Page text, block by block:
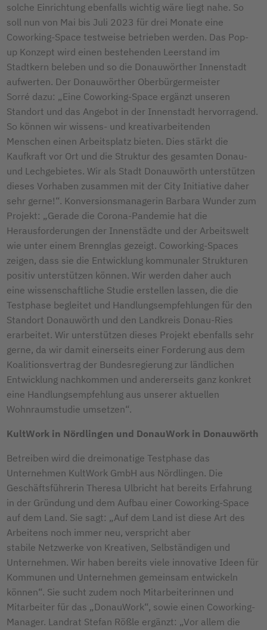
solche Einrichtung ebenfalls wichtig wäre liegt nahe. So
soll nun von Mai bis Juli 2023 für drei Monate eine
Coworking-Space testweise betrieben werden. Das Pop-
up Konzept wird einen bestehenden Leerstand im
Stadtkern beleben und so die Donauwörther Innenstadt
aufwerten. Der Donauwörther Oberbürgermeister
Sorré dazu: „Eine Coworking-Space ergänzt unseren
Standort und das Angebot in der Innenstadt hervorragend.
So können wir wissens- und kreativarbeitenden
Menschen einen Arbeitsplatz bieten. Dies stärkt die
Kaufkraft vor Ort und die Struktur des gesamten Donau-
und Lechgebietes. Wir als Stadt Donauwörth unterstützen
dieses Vorhaben zusammen mit der City Initiative daher
sehr gerne!“. Konversionsmanagerin Barbara Wunder zum
Projekt: „Gerade die Corona-Pandemie hat die
Herausforderungen der Innenstädte und der Arbeitswelt
wie unter einem Brennglas gezeigt. Coworking-Spaces
zeigen, dass sie die Entwicklung kommunaler Strukturen
positiv unterstützen können. Wir werden daher auch
eine wissenschaftliche Studie erstellen lassen, die die
Testphase begleitet und Handlungsempfehlungen für den
Standort Donauwörth und den Landkreis Donau-Ries
erarbeitet. Wir unterstützen dieses Projekt ebenfalls sehr
gerne, da wir damit einerseits einer Forderung aus dem
Koalitionsvertrag der Bundesregierung zur ländlichen
Entwicklung nachkommen und andererseits ganz konkret
eine Handlungsempfehlung aus unserer aktuellen
Wohnraumstudie umsetzen“.
KultWork in Nördlingen und DonauWork in Donauwörth
Betreiben wird die dreimonatige Testphase das
Unternehmen KultWork GmbH aus Nördlingen. Die
Geschäftsführerin Theresa Ulbricht hat bereits Erfahrung
in der Gründung und dem Aufbau einer Coworking-Space
auf dem Land. Sie sagt: „Auf dem Land ist diese Art des
Arbeitens noch immer neu, verspricht aber
stabile Netzwerke von Kreativen, Selbständigen und
Unternehmen. Wir haben bereits viele innovative Ideen für
Kommunen und Unternehmen gemeinsam entwickeln
können“. Sie sucht zudem noch Mitarbeiterinnen und
Mitarbeiter für das „DonauWork“, sowie einen Coworking-
Manager. Landrat Stefan Rößle ergänzt: „Vor allem die